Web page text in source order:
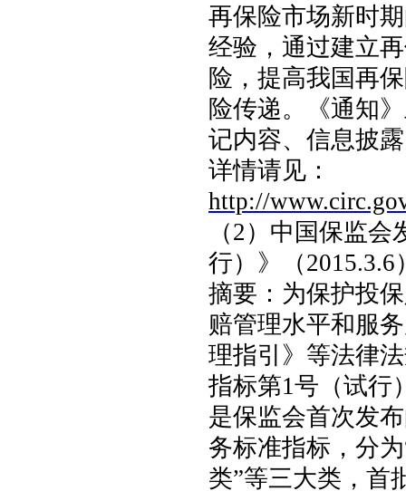
再保险市场新时
经验，通过建立
险，提高我国再
险传递。《通知
记内容、信息披
详情请见：
http://
（2 ）中国保监会
行）》（2015.3.6
摘要： 为保护投
赔管理水平和服
理指引》等法律
指标第1号（试行
是保监会首次发
务标准指标，分
类”等三大类，首